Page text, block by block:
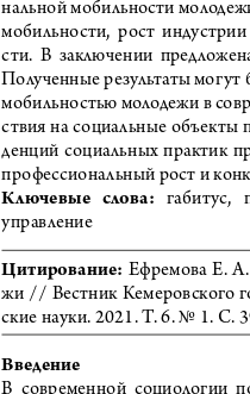
нальной мобильности
мобильности,  рост
сти.  В  заключении
Полученные результаты
мобильностью молодежи в
ствия на социальные объекты
денций  социальных  практик
профессиональный рост и
Ключевые   слова:
габитус,
управление
Цитирование: Ефремова Е. А.
жи // Вестник Кемеровского
ские науки. 2021. Т. 6. No 1.
Введение
В  современной  социологии